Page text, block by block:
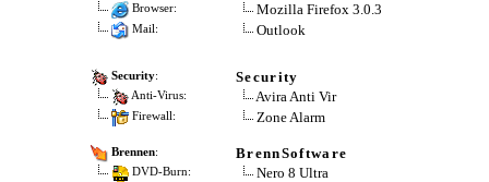
Browser: Mozilla Firefox 3.0.3
Mail: Outlook
Security: Security
Anti-Virus: Avira Anti Vir
Firewall: Zone Alarm
Brennen: BrennSoftware
DVD-Burn: Nero 8 Ultra